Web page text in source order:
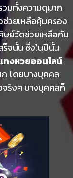
วมทั้งความดุมาก
วยเหลือคุ้มครอง
ษย์วัดช่วยเหลือกัน
ร็จนั้น ซึ่งในปีนั้น
ทงหวยออนไลน์
โดยบางบุคคล
จริงๆ บางบุคคลก็